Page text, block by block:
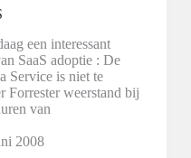
een interessant
SaaS adoptie : De
Service is niet te
Forrester weerstand bij
van
2008